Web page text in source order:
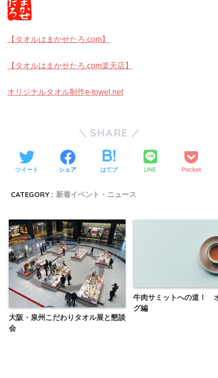
【タオルはまかせたろ.com】
【タオルはまかせたろ.com楽天店】
オリジナルタオル制作e-towel.net
SHARE
ツイート シェア はてブ LINE Pocket
CATEGORY : 新着イベント・ニュース
大阪・泉州こだわりタオル展と懇談
会
牛肉サミットへの道！
グ編